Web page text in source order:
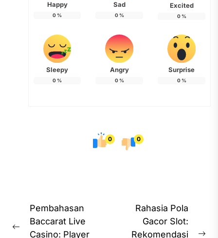
Happy
0 %
Sad
0%
Excited
0%
Sleepy
0 %
Angry
0%
Surprise
0%
0 0
Post
navigation
Previous
Pembahasan
Baccarat Live
Casino: Player
Rahasia Pola
Gacor Slot:
Rekomendasi